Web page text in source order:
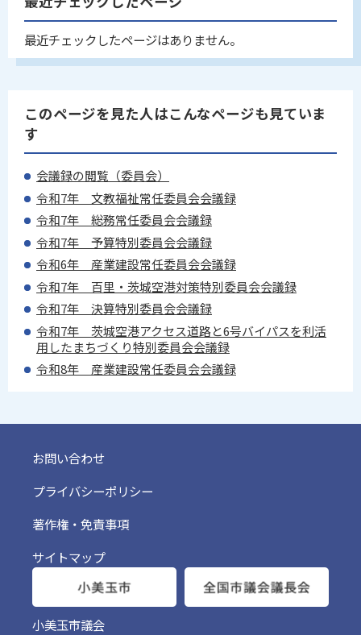
最近チェックしたページはありません。
このページを見た人はこんなページも見ていま
す
会議録の閲覧（委員会）
令和7年 文教福祉常任委員会会議録
令和7年 総務常任委員会会議録
令和7年 予算特別委員会会議録
令和6年 産業建設常任委員会会議録
令和7年 百里・茨城空港対策特別委員会会議録
令和7年 決算特別委員会会議録
令和7年 茨城空港アクセス道路と6号バイパスを利活
用したまちづくり特別委員会会議録
令和8年 産業建設常任委員会会議録
小美玉市議会
お問い合わせ
プライバシーポリシー
著作権・免責事項
サイトマップ